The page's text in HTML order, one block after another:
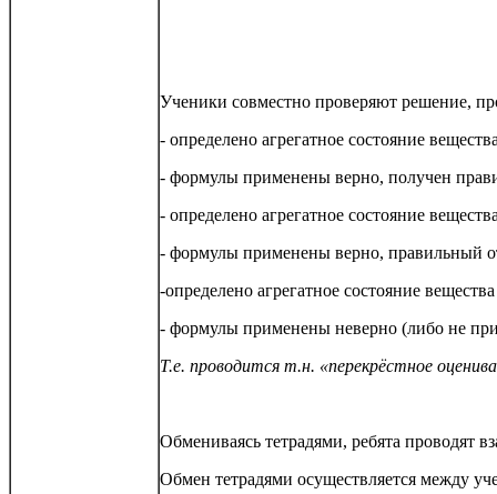
Ученики совместно проверяют решение,
- определено агрегатное состояние
- формулы применены верно, получен
- определено агрегатное состояние
- формулы применены верно, правильный
-определено агрегатное состояние вещества
- формулы применены неверно (либо не
Т.е. проводится т.н. «перекрёстное
Обмениваясь тетрадями, ребята проводят
Обмен тетрадями осуществляется между